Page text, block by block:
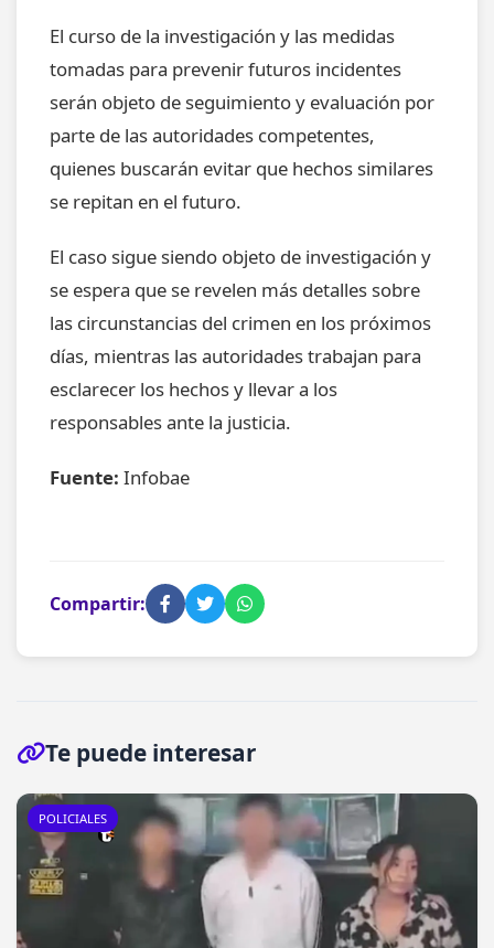
El curso de la investigación y las medidas
tomadas para prevenir futuros incidentes
serán objeto de seguimiento y evaluación por
parte de las autoridades competentes,
quienes buscarán evitar que hechos similares
se repitan en el futuro.
El caso sigue siendo objeto de investigación y
se espera que se revelen más detalles sobre
las circunstancias del crimen en los próximos
días, mientras las autoridades trabajan para
esclarecer los hechos y llevar a los
responsables ante la justicia.
Fuente: Infobae
Compartir:
Te puede interesar
POLICIALES